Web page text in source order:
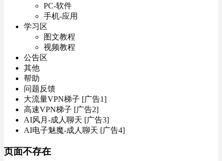
PC-软件
手机-应用
学习区
图文教程
视频教程
公告区
其他
帮助
问题反馈
大流量VPN梯子 [广告1]
高速VPN梯子 [广告2]
AI风月-成人聊天 [广告3]
AI电子魅魔-成人聊天 [广告4]
页面不存在